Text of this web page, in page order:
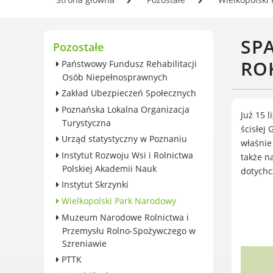
wieczystego gruntu i roczna
Ochrona środowiska
Edukacja ekologiczna
SZYKUJ SIĘ NA ZMIANY
KLIMATU
Komunikacja miejska
Rolnictwo
Zwierzęta
Organizacje pozarządowe
Centrum Organizacji
Pozarządowych
Karty honorowane w Luboniu
Duża Rodzina
Konsultacje społeczne i
ewaluacje
w
Już 15
ścisłej
także
Pozostałe
Państwowy Fundusz Rehabilitacji
Osób Niepełnosprawnych
Zakład Ubezpieczeń Społecznych
Poznańska Lokalna Organizacja
Turystyczna
Urząd statystyczny w Poznaniu
Instytut Rozwoju Wsi i Rolnictwa
Polskiej Akademii Nauk
Instytut Skrzynki
Wielkopolski Park Narodowy
Muzeum Narodowe Rolnictwa i
Przemysłu Rolno-Spożywczego w
Szreniawie
PTTK